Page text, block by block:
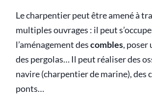
Le charpentier peut être amené à
multiples ouvrages : il peut
l’aménagement descombles, poser
des pergolas… Il peut réaliser des
navire (charpentier de marine), des
ponts…